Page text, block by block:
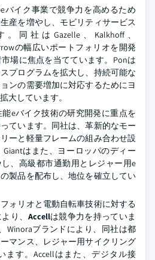
バイク事業で競争力を高めるため
産を増やし、モビリティサービス
同社はGazelle、Kalkhoff、
の幅広いポートフォリオを開発
場に焦点を当てています。Ponは
プログラムを拡大し、持続可能な
ンの需要増加に対応するためにヨ
大しています。
能eバイク技術の研究開発に重点を
ています。同社は、革新的なモー
ーと軽量フレームの組み合わせ設
はまた、ヨーロッパのディー
し、高級都市通勤用とレジャー用e
製品を配布し、地位を確立してい
ォリオと電動自転車技術に対する
り、 Accellは競争力を持っていま
Winoraブランドにより、同社は都
マンス、レジャー用サイクリング
ます。Accellはまた、デジタル接